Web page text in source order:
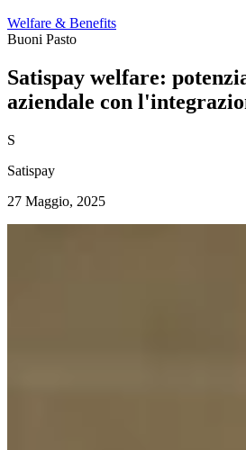
Welfare & Benefits
Buoni Pasto
Satispay welfare:
aziendale con
S
Satispay
27 Maggio, 2025